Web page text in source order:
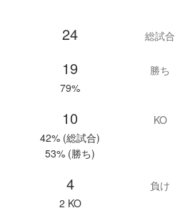
24 総試合
19
79%
勝ち
10
42% (総試合)
53% (勝ち)
KO
4
2 KO
負け